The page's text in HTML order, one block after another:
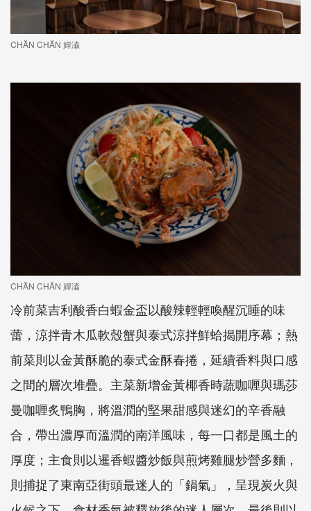
CHĂN CHĂN 嬋潹
CHĂN CHĂN 嬋潹
冷前菜吉利酸香白蝦金盃以酸辣輕輕喚醒沉睡的味
蕾，涼拌青木瓜軟殼蟹與泰式涼拌鮮蛤揭開序幕；熱
前菜則以金黃酥脆的泰式金酥春捲，延續香料與口感
之間的層次堆疊。主菜新增金黃椰香時蔬咖喱與瑪莎
曼咖喱炙鴨胸，將溫潤的堅果甜感與迷幻的辛香融
合，帶出濃厚而溫潤的南洋風味，每一口都是風土的
厚度；主食則以暹香蝦醬炒飯與煎烤雞腿炒營多麵，
則捕捉了東南亞街頭最迷人的「鍋氣」，呈現炭火與